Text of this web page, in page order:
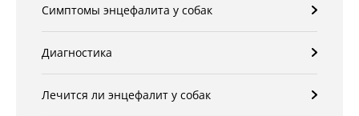
Симптомы энцефалита у собак
Диагностика
Лечится ли энцефалит у собак